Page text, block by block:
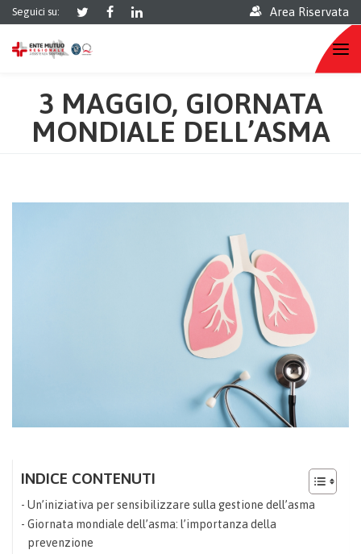
Seguici su: Area Riservata
3 MAGGIO, GIORNATA
MONDIALE DELL’ASMA
INDICE CONTENUTI
Un’iniziativa per sensibilizzare sulla gestione dell’asma
Giornata mondiale dell’asma: l’importanza della
prevenzione